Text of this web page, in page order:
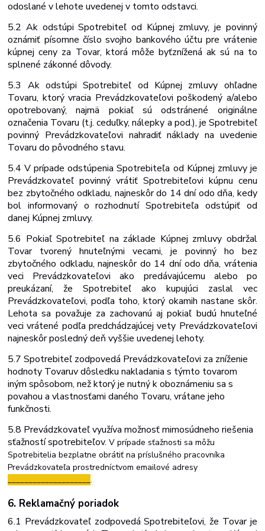
odoslané v lehote uvedenej v tomtoodstavci.
5.2 Ak odstúpi Spotrebiteľ od Kúpnej zmluvy, je povinný
oznámiť písomne číslo svojho bankového účtu pre vrátenie
kúpnej ceny za Tovar, ktorá môže byťznížená ak sú na to
splnené zákonné dôvody.
5.3 Ak odstúpi Spotrebiteľ od Kúpnej zmluvy ohľadne
Tovaru, ktorý vracia Prevádzkovateľovi poškodený a/alebo
opotrebovaný, najmä pokiaľ sú odstránené originálne
označenia Tovaru (t.j. ceduľky, nálepky a pod.), je Spotrebiteľ
povinný Prevádzkovateľovi nahradiť náklady na uvedenie
Tovaru do pôvodného stavu.
5.4 V prípade odstúpenia Spotrebiteľa od Kúpnej zmluvy je
Prevádzkovateľ povinný vrátiť Spotrebiteľovi kúpnu cenu
bez zbytočného odkladu, najneskôr do 14 dní odo dňa, kedy
bol informovaný o rozhodnutí Spotrebiteľa odstúpiť od
danej Kúpnej zmluvy.
5.6 Pokiaľ Spotrebiteľ na základe Kúpnej zmluvy obdržal
Tovar tvorený hnuteľnými vecami, je povinný ho bez
zbytočného odkladu, najneskôr do 14 dní odo dňa, vrátenia
veci Prevádzkovateľovi ako predávajúcemu alebo po
preukázaní, že Spotrebiteľ ako kupujúci zaslal vec
Prevádzkovateľovi, podľa toho, ktorý okamih nastane skôr.
Lehota sa považuje za zachovanú aj pokiaľ budú hnuteľné
veci vrátené podľa predchádzajúcej vety Prevádzkovateľovi
najneskôr posledný deň vyššie uvedenej lehoty.
5.7 Spotrebiteľ zodpovedá Prevádzkovateľovi za zníženie
hodnoty Tovaruv dôsledku nakladanias týmto tovarom
inýmspôsobom,nežktorýjenutnýkoboznámeniusa s
povahou a vlastnosťami daného Tovaru, vrátane jeho
funkčnosti.
5.8 Prevádzkovateľvyužívamožnosťmimosúdnehoriešenia
sťažnostíspotrebiteľov.Vprípadesťažnostisamôžu
Spotrebiteliabezplatneobrátiťnapríslušného pracovníka
Prevádzkovateľa prostredníctvom emailové adresy
____________________.
6. Reklamačný poriadok
6.1 Prevádzkovateľ zodpovedá Spotrebiteľovi, že Tovar je